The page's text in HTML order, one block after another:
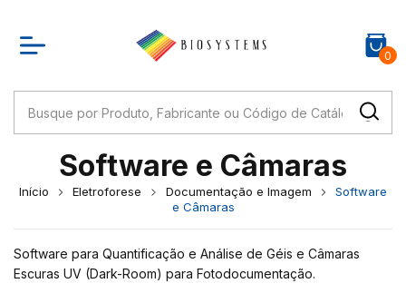
0
Software e Câmaras
Início Eletroforese Documentação e Imagem
Software
e Câmaras
Software para Quantificação e Análise de Géis e Câmaras
Escuras UV (Dark-Room) para Fotodocumentação.